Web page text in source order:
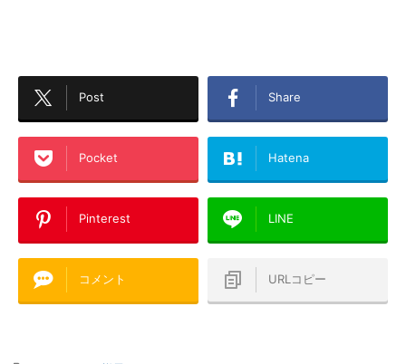
Post Share
Pocket Hatena
Pinterest LINE
コメント URLコピー